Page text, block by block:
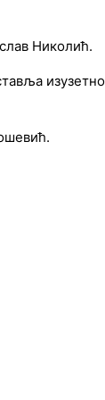
Николић.